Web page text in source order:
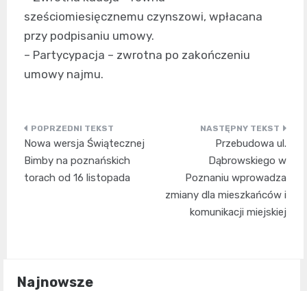
sześciomiesięcznemu czynszowi, wpłacana
przy podpisaniu umowy.
– Partycypacja – zwrotna po zakończeniu
umowy najmu.
Nawigacja
wpisu
Nowa wersja Świątecznej
Bimby na poznańskich
torach od 16 listopada
Przebudowa ul.
Dąbrowskiego w
Poznaniu wprowadza
zmiany dla mieszkańców i
komunikacji miejskiej
Najnowsze